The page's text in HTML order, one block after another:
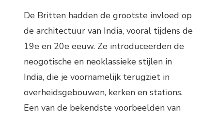
De Britten hadden de grootste invloed op
de architectuur van India, vooral tijdens de
19e en 20e eeuw. Ze introduceerden de
neogotische en neoklassieke stijlen in
India, die je voornamelijk terugziet in
overheidsgebouwen, kerken en stations.
Een van de bekendste voorbeelden van